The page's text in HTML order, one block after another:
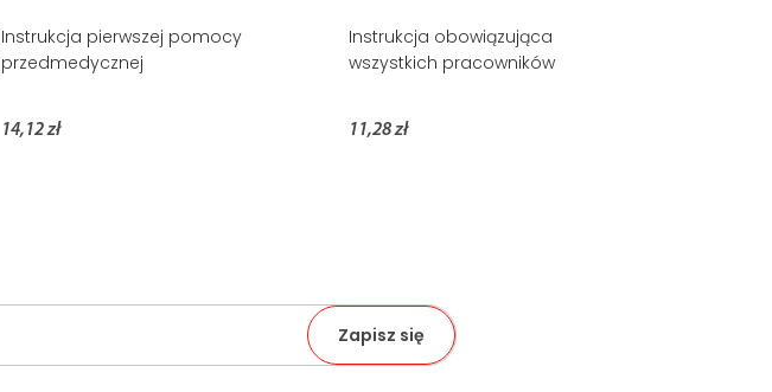
Instrukcja pierwszej pomocy
przedmedycznej
14,12 zł
Instrukcja obowiązująca
wszystkich pracowników
11,28 zł